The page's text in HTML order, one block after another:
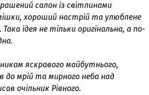
салон із світлинами
хороший настрій та улюблене
ідея не тільки оригінальна, а по-
яскравого майбутнього,
до мрій та мирного неба над
очільник Рівного.